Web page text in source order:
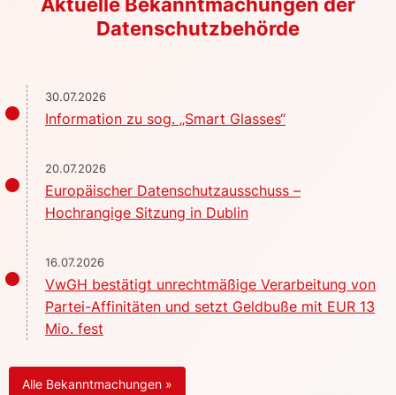
Datenschutzbehörde
30.07.2026
Information zu sog. „Smart Glasses“
20.07.2026
Europäischer Datenschutzausschuss –
Hochrangige Sitzung in Dublin
16.07.2026
VwGH bestätigt unrechtmäßige Verarbeitung von
Partei-Affinitäten und setzt Geldbuße mit EUR 13
Mio. fest
Alle Bekanntmachungen »